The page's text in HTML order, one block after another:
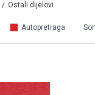
Ostali dijelovi
Autopretraga